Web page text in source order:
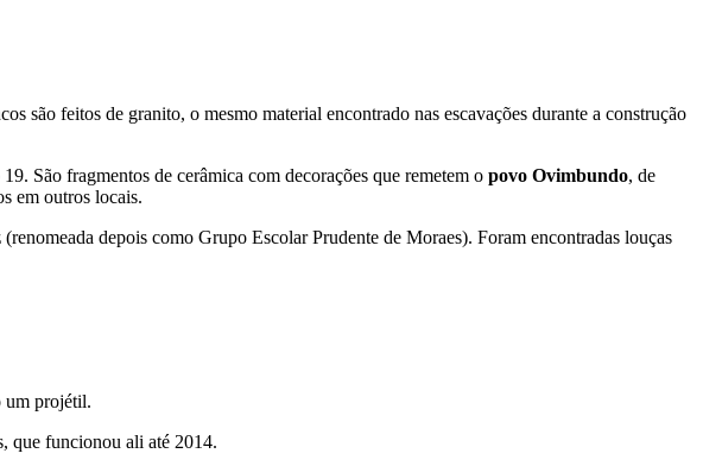
são feitos de granito, o mesmo material encontrado nas escavações durante a construção
São fragmentos de cerâmica com decorações que remetem o povo Ovimbundo, de
em outros locais.
(renomeada depois como Grupo Escolar Prudente de Moraes). Foram encontradas louças
um projétil.
que funcionou ali até 2014.